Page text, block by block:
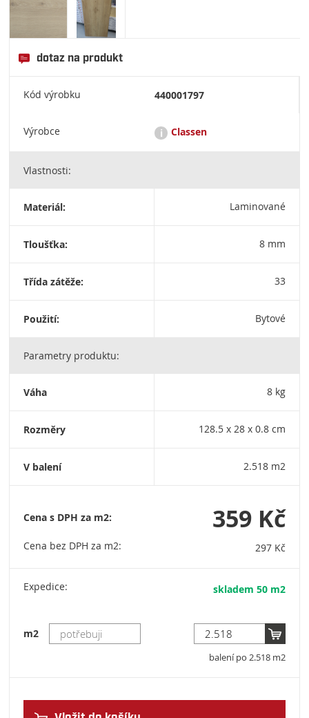
dotaz na produkt
Kód výrobku 440001797
Výrobce i Classen
Podlahy Classen spojují přírodní vzhled a vysokou odolnost.
Wyzwolenia / 44-292 Zwonowice / Poland / +48 (32) 429 20 00 /
Vlastnosti:
Materiál: Laminované
Tloušťka: 8 mm
Třída zátěže: 33
Použití: Bytové
Parametry produktu:
Váha 8 kg
Rozměry 128.5 x 28 x 0.8 cm
V balení 2.518 m2
Cena s DPH za m2:
Cena bez DPH za m2:
359 Kč
297 Kč
Expedice: skladem 50 m2
m2
balení po 2.518 m2